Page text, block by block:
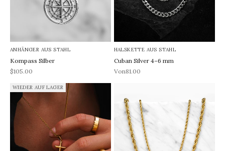
ANHÄNGER AUS STAHL
Kompass Silber
REA-pris
$105.00
HALSKETTE AUS STAHL
Cuban Silver 4–6 mm
REA-pris
Von81.00
WIEDER AUF LAGER